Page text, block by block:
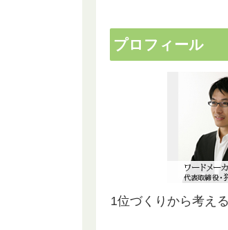
プロフィール
1位づくりから考え